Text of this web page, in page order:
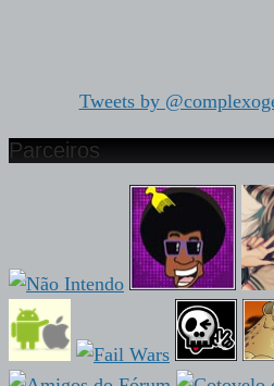
Tweets by
Parceiros